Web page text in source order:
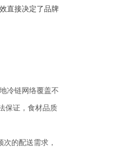
直接决定了品牌
冷链网络覆盖不
保证，食材品质
的配送需求，